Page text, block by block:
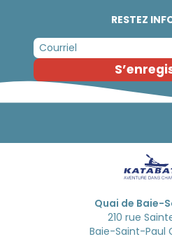
Quai de Baie-
210 rue
Baie-Saint-Paul
RESTEZ